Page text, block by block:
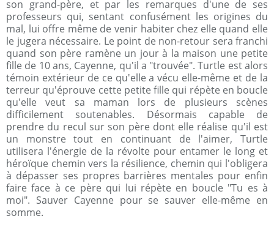
son grand-père, et par les remarques d'une de ses
professeurs qui, sentant confusément les origines du
mal, lui offre même de venir habiter chez elle quand elle
le jugera nécessaire. Le point de non-retour sera franchi
quand son père ramène un jour à la maison une petite
fille de 10 ans, Cayenne, qu'il a "trouvée". Turtle est alors
témoin extérieur de ce qu'elle a vécu elle-même et de la
terreur qu'éprouve cette petite fille qui répète en boucle
qu'elle veut sa maman lors de plusieurs scènes
difficilement soutenables. Désormais capable de
prendre du recul sur son père dont elle réalise qu'il est
un monstre tout en continuant de l'aimer, Turtle
utilisera l'énergie de la révolte pour entamer le long et
héroïque chemin vers la résilience, chemin qui l'obligera
à dépasser ses propres barrières mentales pour enfin
faire face à ce père qui lui répète en boucle "Tu es à
moi". Sauver Cayenne pour se sauver elle-même en
somme.